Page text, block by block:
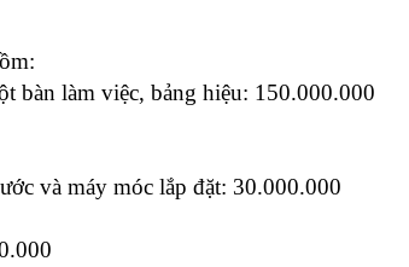
bàn làm việc, bảng hiệu: 150.000.000
và máy móc lắp đặt: 30.000.000